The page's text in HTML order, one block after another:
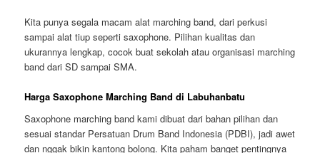
Kita punya segala macam alat marching band, dari perkusi
sampai alat tiup seperti saxophone. Pilihan kualitas dan
ukurannya lengkap, cocok buat sekolah atau organisasi marching
band dari SD sampai SMA.
Harga Saxophone Marching Band di Labuhanbatu
Saxophone marching band kami dibuat dari bahan pilihan dan
sesuai standar Persatuan Drum Band Indonesia (PDBI), jadi awet
dan nggak bikin kantong bolong. Kita paham banget pentingnya